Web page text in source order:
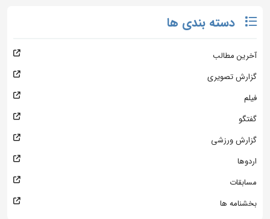
دسته بندی ها
آخرین مطالب
گزارش تصویری
فیلم
گفتگو
گزارش ورزشی
اردوها
مسابقات
بخشنامه ها